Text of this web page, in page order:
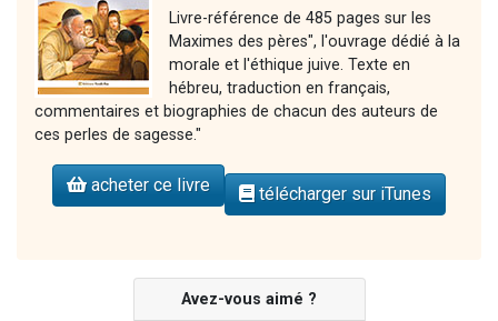
Livre-référence de 485 pages sur les
Maximes des pères", l'ouvrage dédié à la
morale et l'éthique juive. Texte en
hébreu, traduction en français,
commentaires et biographies de chacun des auteurs de
ces perles de sagesse."
acheter ce livre télécharger sur iTunes
Avez-vous aimé ?